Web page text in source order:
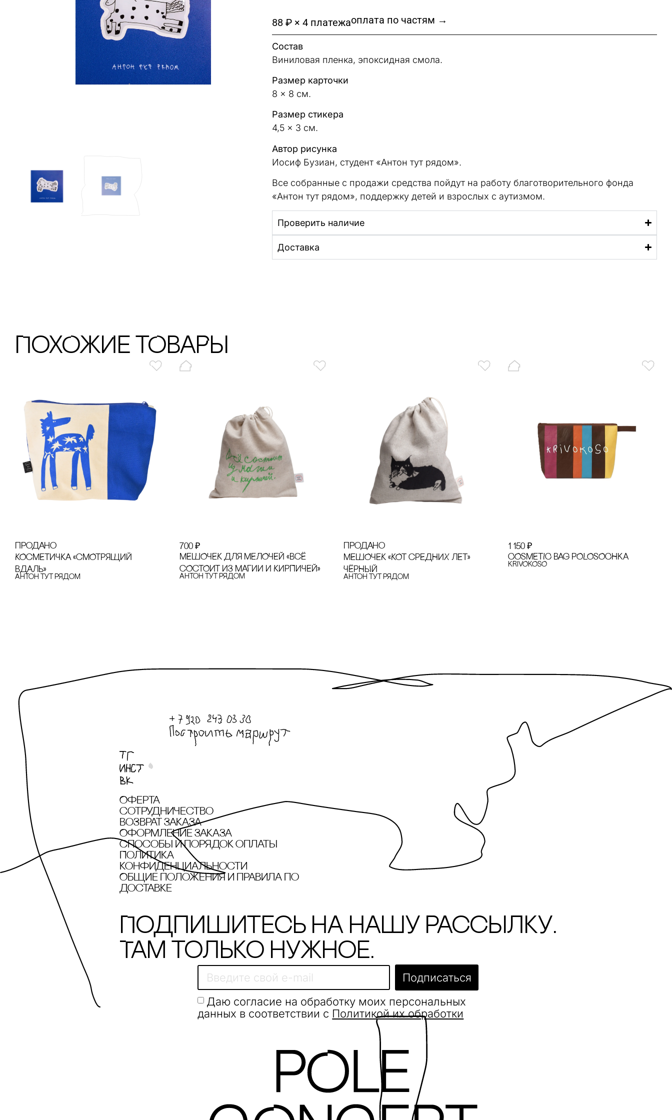
88 ₽ × 4 платежаоплата по частям →
Состав
Виниловая пленка, эпоксидная смола.
Размер карточки
8 × 8 см.
Размер стикера
4,5 × 3 см.
Автор рисунка
Иосиф Бузиан, студент «Антон тут рядом».
Все собранные с продажи средства пойдут на работу благотворительного фонда
«Антон тут рядом», поддержку детей и взрослых с аутизмом.
Проверить наличие
Доставка
ПохОжИе тОваРы
продано
КОсМЕТИЧКА «сМОТРЯЩИЙ
ВДАЛЬ»
Антон тут рядом
700 ₽
МЕШОЧЕК ДЛЯ МЕЛОЧЕЙ «ВсЁ
сОсТОИТ ИЗ МАГИИ И КИРПИЧЕЙ»
Антон тут рядом
продано
МЕШОЧЕК «КОТ сРЕДНИХ ЛЕТ»
ЧЁРНЫЙ
Антон тут рядом
1 150 ₽
COSMETIC BAG POLOSOCHKA
KRiVOKOSO
Оферта
сотрудничество
Возврат заказа
Оформление заказа
cпособы и порядок оплаты
Политика
конфиденциальности
Общие положения и правила по
доставке
Подпишитесь на нашу рассылку.
Там только нужное.
Даю согласие на обработку моих персональных
данных в соответствии с Политикой их обработки
Подписаться